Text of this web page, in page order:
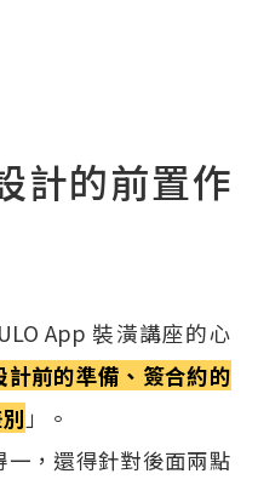
計的前置作
App 裝潢講座的心
計前的準備、簽合約的
」。
，還得針對後面兩點